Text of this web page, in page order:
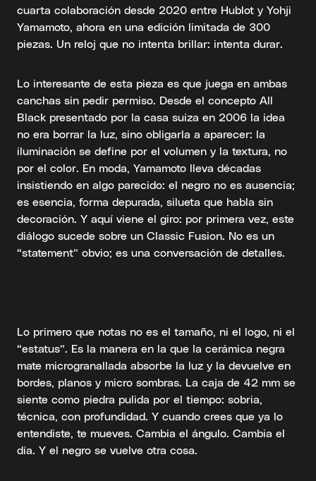
cuarta colaboración desde 2020 entre Hublot y Yohji
Yamamoto, ahora en una edición limitada de 300
piezas. Un reloj que no intenta brillar: intenta durar.
Lo interesante de esta pieza es que juega en ambas
canchas sin pedir permiso. Desde el concepto All
Black presentado por la casa suiza en 2006 la idea
no era borrar la luz, sino obligarla a aparecer: la
iluminación se define por el volumen y la textura, no
por el color. En moda, Yamamoto lleva décadas
insistiendo en algo parecido: el negro no es ausencia;
es esencia, forma depurada, silueta que habla sin
decoración. Y aquí viene el giro: por primera vez, este
diálogo sucede sobre un Classic Fusion. No es un
“statement” obvio; es una conversación de detalles.
Lo primero que notas no es el tamaño, ni el logo, ni el
“estatus”. Es la manera en la que la cerámica negra
mate microgranallada absorbe la luz y la devuelve en
bordes, planos y micro sombras. La caja de 42 mm se
siente como piedra pulida por el tiempo: sobria,
técnica, con profundidad. Y cuando crees que ya lo
entendiste, te mueves. Cambia el ángulo. Cambia el
día. Y el negro se vuelve otra cosa.